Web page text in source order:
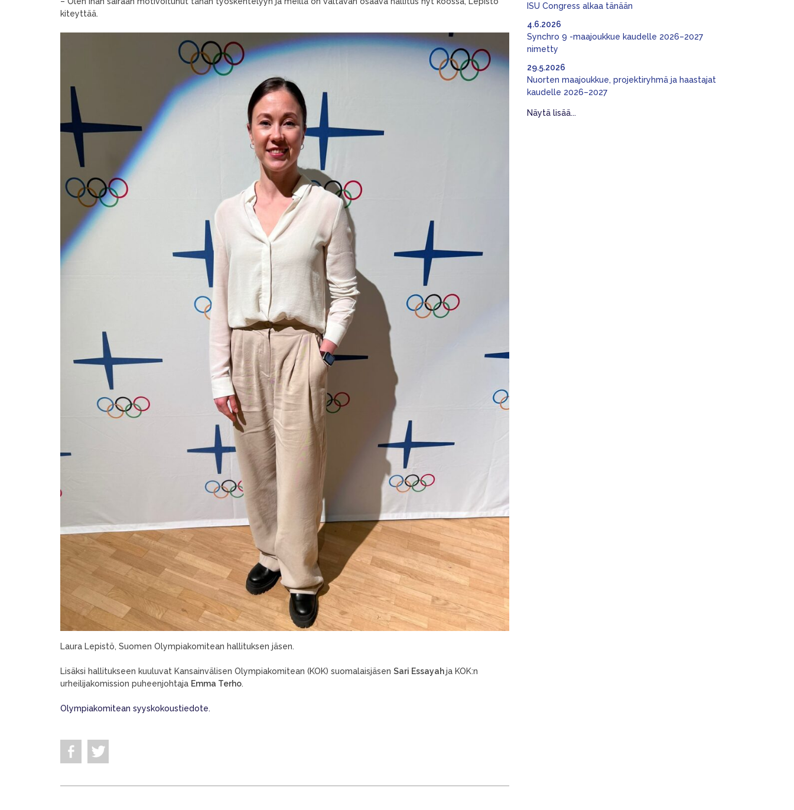
kiteyttää.
Laura Lepistö, Suomen Olympiakomitean hallituksen jäsen.
Lisäksi hallitukseen kuuluvat Kansainvälisen Olympiakomitean (KOK) suomalaisjäsen Sari Essayahja KOK:n
urheilijakomission puheenjohtaja Emma Terho.
Olympiakomitean syyskokoustiedote.
ISU Congress alkaa tänään
Synchro 9 -maajoukkue kaudelle 2026–2027
nimetty
4.6.2026
Nuorten maajoukkue, projektiryhmä ja haastajat
kaudelle 2026–2027
29.5.2026
Näytä lisää...